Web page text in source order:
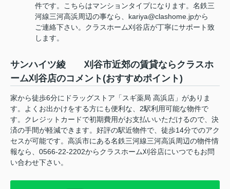
件です。こちらはマンションタイプになります。名鉄三
河線三河高浜周辺の事なら、kariya@clashome.jpから
ご連絡下さい。クラスホーム刈谷店が丁寧にサポート致
します。
サンハイツ綾 刈谷市近郊の賃貸ならクラスホ
ーム刈谷店のコメント(おすすめポイント)
家から徒歩6分にドラッグストア「スギ薬局 高浜店」がありま
す。よくお出かけをする方にも便利な、2駅利用可能な物件で
す。クレジットカードで初期費用がお支払いいただけるので、決
済の手間が軽減できます。好評の駅近物件で、徒歩14分でのアク
セスが可能です。高浜市にある名鉄三河線三河高浜周辺の物件情
報なら、0566-22-2202からクラスホーム刈谷店にいつでもお問
い合わせ下さい。